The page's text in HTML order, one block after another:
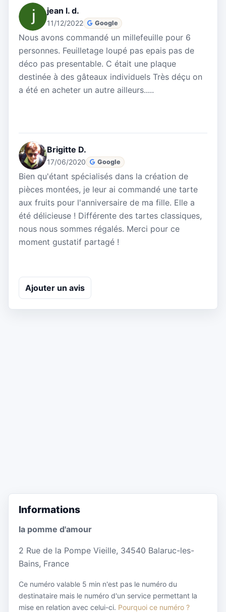
jean l. d.
11/12/2022 Google
Nous avons commandé un millefeuille pour 6
personnes. Feuilletage loupé pas epais pas de
déco pas presentable. C était une plaque
destinée à des gâteaux individuels Très déçu on
a été en acheter un autre ailleurs.....
Brigitte D.
17/06/2020 Google
Bien qu'étant spécialisés dans la création de
pièces montées, je leur ai commandé une tarte
aux fruits pour l'anniversaire de ma fille. Elle a
été délicieuse ! Différente des tartes classiques,
nous nous sommes régalés. Merci pour ce
moment gustatif partagé !
Ajouter un avis
Informations
la pomme d'amour
2 Rue de la Pompe Vieille, 34540 Balaruc-les-
Bains, France
Ce numéro valable 5 min n'est pas le numéro du
destinataire mais le numéro d'un service permettant la
mise en relation avec celui-ci. Pourquoi ce numéro ?